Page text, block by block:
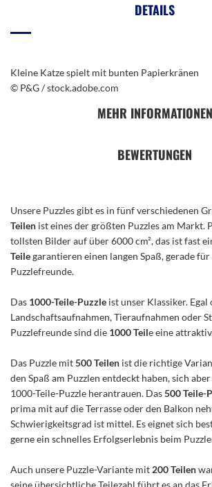
DETAILS
Kleine Katze spielt mit bunten Papierkränen
© P&G / stock.adobe.com
MEHR INFORMATIONEN
BEWERTUNGEN
Unsere Puzzles gibt es in fünf verschiedenen
Teilen ist eines der größten Puzzles am Markt.
tollsten Bilder auf über 6000 cm², das ist fast
Teilegarantieren einen langen Spaß, gerade
Puzzlefreunde.
Das 1000-Teile-Puzzle ist unser Klassiker. Egal
Landschaftsaufnahmen, Tieraufnahmen oder
Puzzlefreunde sind die 1000 Teile eine
Das Puzzle mit500 Teilen ist die richtige
den Spaß am Puzzlen entdeckt haben, sich
1000-Teile-Puzzle herantrauen. Das500 Teile-
prima mit auf die Terrasse oder den Balkon
Schwierigkeitsgrad ist mittel. Es eignet sich
gerne ein schnelles Erfolgserlebnis beim
Auch unsere Puzzle-Variante mit 200 Teilen
seine übersichtliche Teilezahl führt es an das